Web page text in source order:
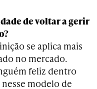
de voltar a gerir
se aplica mais
no mercado.
feliz dentro
modelo de